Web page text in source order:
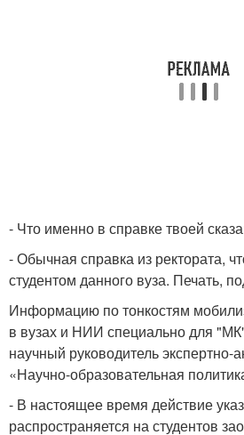
- Что именно в справке твоей
- Обычная справка из ректората,
студентом данного вуза. Печать,
Информацию по тонкостям
в вузах и НИИ специально для
научный руководитель экспертно-
«Научно-образовательная
- В настоящее время действие
распространяется на студентов